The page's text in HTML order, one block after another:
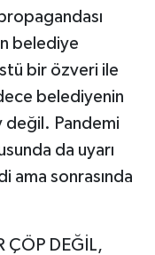
belediye
bir özveri ile
belediyenin
değil. Pandemi
da uyarı
ama sonrasında
ÇÖP DEĞİL,